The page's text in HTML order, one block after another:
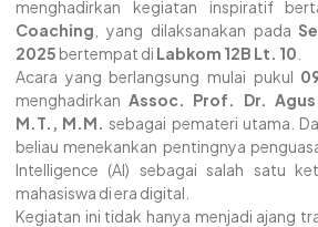
menghadirkan kegiatan inspiratif
Coaching , yang dilaksanakan pada
2025 bertempat di Labkom 12B Lt. 10
Acara yang berlangsung mulai pukul
menghadirkanAssoc. Prof. Dr. Agus
M.T., M.M. sebagai pemateri utama.
beliau menekankan pentingnya
Intelligence (AI) sebagai salah satu
mahasiswa di era digital.
Kegiatan ini tidak hanya menjadi ajang